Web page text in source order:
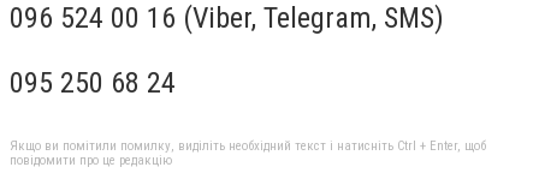
096 524 00 16 (Viber, Telegram, SMS)
095 250 68 24
Якщо ви помітили помилку, виділіть необхідний текст і натисніть Ctrl + Enter, щоб
повідомити про це редакцію